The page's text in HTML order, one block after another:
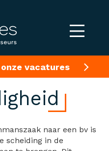
vacatures
naar een bv is
scheiding in de